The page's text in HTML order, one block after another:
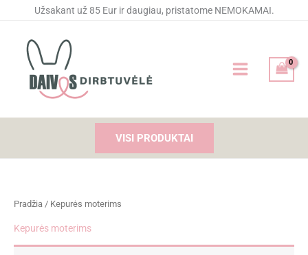
Užsakant už 85 Eur ir daugiau, pristatome NEMOKAMAI.
VISI PRODUKTAI
Pradžia / Kepurės moterims
Kepurės moterims